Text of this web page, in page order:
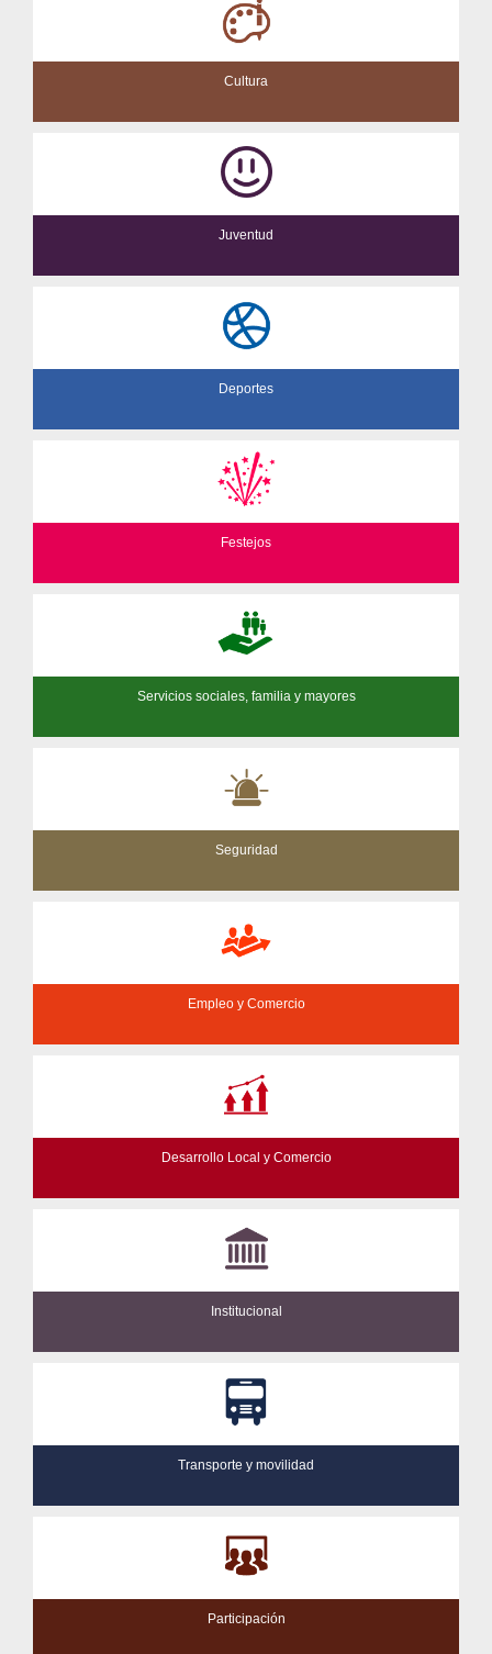
Cultura
Juventud
Deportes
Festejos
Servicios sociales, familia y mayores
Seguridad
Empleo y Comercio
Desarrollo Local y Comercio
Institucional
Transporte y movilidad
Participación